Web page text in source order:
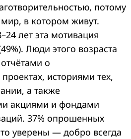
потому
мир, в котором живут.
лет эта мотивация
Люди этого возраста
о
историями тех,
а также
акциями и фондами
37% опрошенных
уверены — добро всегда